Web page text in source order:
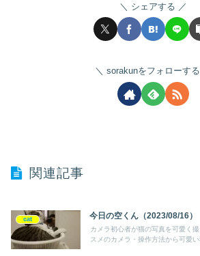
シェアする
sorakunをフォローする
関連記事
cat 今日の空くん（2023/08/16）
カメラ初心者が猫の写真を可愛く
スメのカメラ・操作方法から可愛